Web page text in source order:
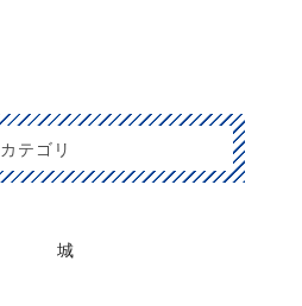
カテゴリ
城